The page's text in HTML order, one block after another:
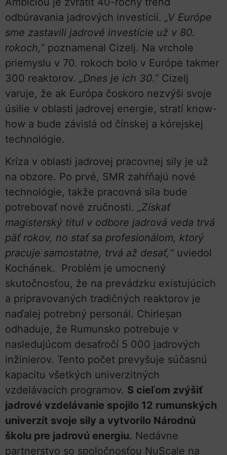
odbúravania jadrových investícií. „V Európe
sme zastavili jadrové investície už v 80.
rokoch,” poznamenal Cizelj. Na vrchole
priemyslu v 70. rokoch bolo v Európe takmer
300 reaktorov. „Dnes je ich 30.” Cizelj
varuje, že ak Európa čoskoro nezvýši svoje
úsilie v oblasti jadrovej energie, stratí know-
how a bude závislá od čínskej a kórejskej
technológie.
Kríza v oblasti jadrovej pracovnej sily je už
na obzore. Po prvé, SMR zahŕňajú nové
technológie, takže pracovná sila bude
potrebovať nové zručnosti. „Získať
magisterský titul v odbore jadrová veda trvá
päť rokov, no stať sa profesionálom, ktorý
pracuje samostatne, trvá až desať,“ uviedol
Kochánek. Problém je umocnený
skutočnosťou, že na prevádzku existujúcich
a pripravovaných tradičných reaktorov je
naďalej potrebný personál. Chirleșan
odhaduje, že Rumunsko potrebuje v
nasledujúcom desaťročí 5 000 jadrových
inžinierov. Tento počet prevyšuje súčasnú
kapacitu všetkých univerzitných
vzdelávacích programov. S cieľom zvýšiť
jadrové vzdelávanie spojilo 12 rumunských
univerzít svoje sily a vytvorilo Národnú
školu pre jadrovú energiu. Nedávne
partnerstvo so spoločnosťou NuScale na